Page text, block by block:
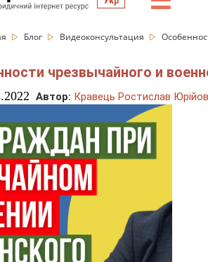
Блог Видеоконсультация
чрезвычайного и
Автор: Кравець Ростислав